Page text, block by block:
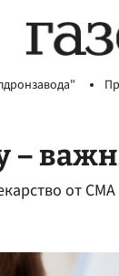
–
от СМА